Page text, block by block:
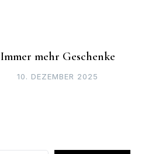
Immer mehr Geschenke
10. DEZEMBER 2025